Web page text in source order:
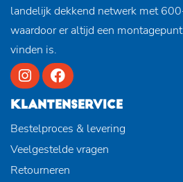
landelijk dekkend netwerk met
waardoor er altijd een
vinden is.
KLANTENSERVICE
Bestelproces & levering
Veelgestelde vragen
Retourneren